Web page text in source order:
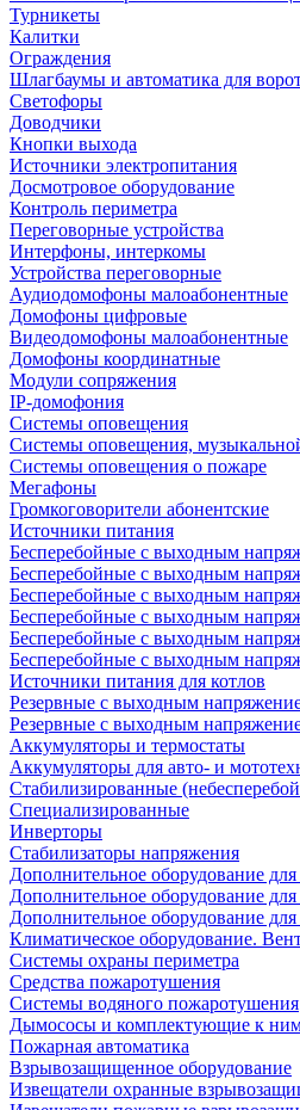
Турникеты
Калитки
Ограждения
Шлагбаумы и автоматика для
Светофоры
Доводчики
Кнопки выхода
Источники электропитания
Досмотровое оборудование
Контроль периметра
Переговорные устройства
Интерфоны, интеркомы
Устройства переговорные
Аудиодомофоны малоабонентные
Домофоны цифровые
Видеодомофоны малоабонентные
Домофоны координатные
Модули сопряжения
IP-домофония
Системы оповещения
Системы оповещения,
Системы оповещения о пожаре
Мегафоны
Громкоговорители абонентские
Источники питания
Бесперебойные с выходным
Бесперебойные с выходным
Бесперебойные с выходным
Бесперебойные с выходным
Бесперебойные с выходным
Бесперебойные с выходным
Источники питания для котлов
Резервные с выходным
Резервные с выходным
Аккумуляторы и термостаты
Аккумуляторы для авто- и
Стабилизированные
Специализированные
Инверторы
Стабилизаторы напряжения
Дополнительное оборудование
Дополнительное оборудование
Дополнительное оборудование
Климатическое оборудование.
Системы охраны периметра
Средства пожаротушения
Системы водяного пожаротушения
Дымососы и комплектующие к
Пожарная автоматика
Взрывозащищенное оборудование
Извещатели охранные